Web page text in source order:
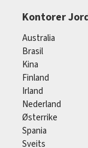
Kontorer
Australia
Brasil
Kina
Finland
Irland
Nederland
Østerrike
Spania
Sveits